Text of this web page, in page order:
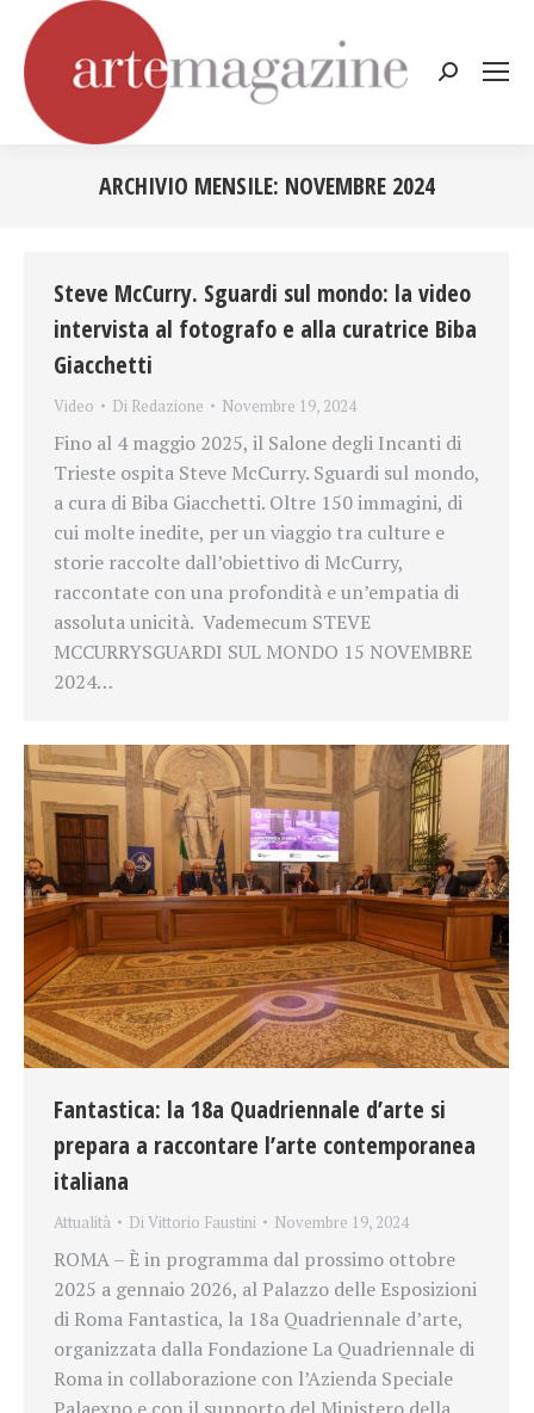
Cerca:
ARCHIVIO MENSILE: NOVEMBRE 2024
Steve McCurry. Sguardi sul mondo: la video
intervista al fotografo e alla curatrice Biba
Giacchetti
Video Di Redazione Novembre 19, 2024
Fino al 4 maggio 2025, il Salone degli Incanti di
Trieste ospita Steve McCurry. Sguardi sul mondo,
a cura di Biba Giacchetti. Oltre 150 immagini, di
cui molte inedite, per un viaggio tra culture e
storie raccolte dall’obiettivo di McCurry,
raccontate con una profondità e un’empatia di
assoluta unicità. Vademecum STEVE
MCCURRYSGUARDI SUL MONDO 15 NOVEMBRE
2024…
Fantastica: la 18a Quadriennale d’arte si
prepara a raccontare l’arte contemporanea
italiana
Attualità DiVittorio Faustini Novembre 19, 2024
ROMA – È in programma dal prossimo ottobre
2025 a gennaio 2026, al Palazzo delle Esposizioni
di Roma Fantastica, la 18a Quadriennale d’arte,
organizzata dalla Fondazione La Quadriennale di
Roma in collaborazione con l’Azienda Speciale